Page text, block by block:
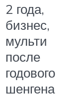
2 года,
бизнес,
мульти
после
годового
шенгена